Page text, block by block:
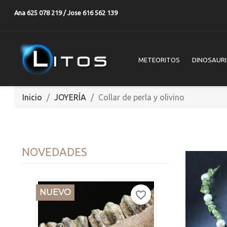
Ana 625 078 219 / Jose 616 562 139
METEORITOS
Inicio JOYERÍA Collar de perla y olivino
NOVEDADES
NUEVO favorite_border